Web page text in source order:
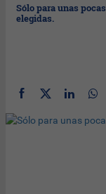
Sólo para unas pocas
elegidas.